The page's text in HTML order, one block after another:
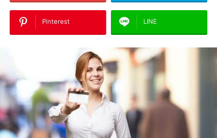
Pinterest LINE